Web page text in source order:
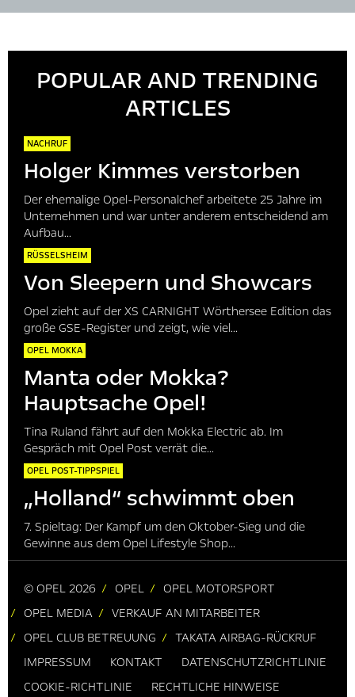
POPULAR AND TRENDING
ARTICLES
NACHRUF
Holger Kimmes verstorben
Der ehemalige Opel-Personalchef arbeitete 25 Jahre im
Unternehmen und war unter anderem entscheidend am
Aufbau...
RÜSSELSHEIM
Von Sleepern und Showcars
Opel zieht auf der XS CARNIGHT Wörthersee Edition das
große GSE-Register und zeigt, wie viel...
OPEL MOKKA
Manta oder Mokka?
Hauptsache Opel!
Tina Ruland fährt auf den Mokka Electric ab. Im
Gespräch mit Opel Post verrät die...
OPEL POST-TIPPSPIEL
„Holland“ schwimmt oben
7. Spieltag: Der Kampf um den Oktober-Sieg und die
Gewinne aus dem Opel Lifestyle Shop...
© OPEL 2026 OPEL
OPEL MOTORSPORT
OPEL MEDIA
VERKAUF AN MITARBEITER
OPEL CLUB BETREUUNG
TAKATA AIRBAG-RÜCKRUF
IMPRESSUM
KONTAKT
DATENSCHUTZRICHTLINIE
COOKIE-RICHTLINIE
RECHTLICHE HINWEISE